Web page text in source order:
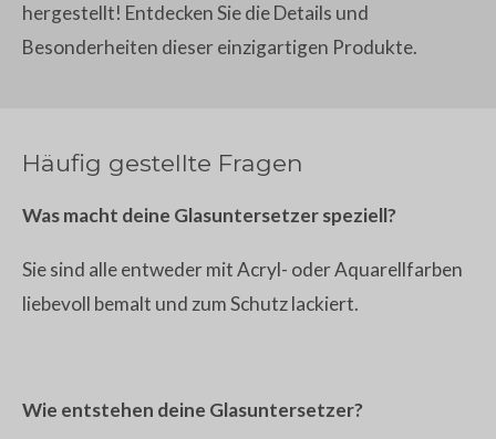
hergestellt! Entdecken Sie die Details und
Besonderheiten dieser einzigartigen Produkte.
Häufig gestellte Fragen
Was macht deine Glasuntersetzer speziell?
Sie sind alle entweder mit Acryl- oder Aquarellfarben
liebevoll bemalt und zum Schutz lackiert.
Wie entstehen deine Glasuntersetzer?